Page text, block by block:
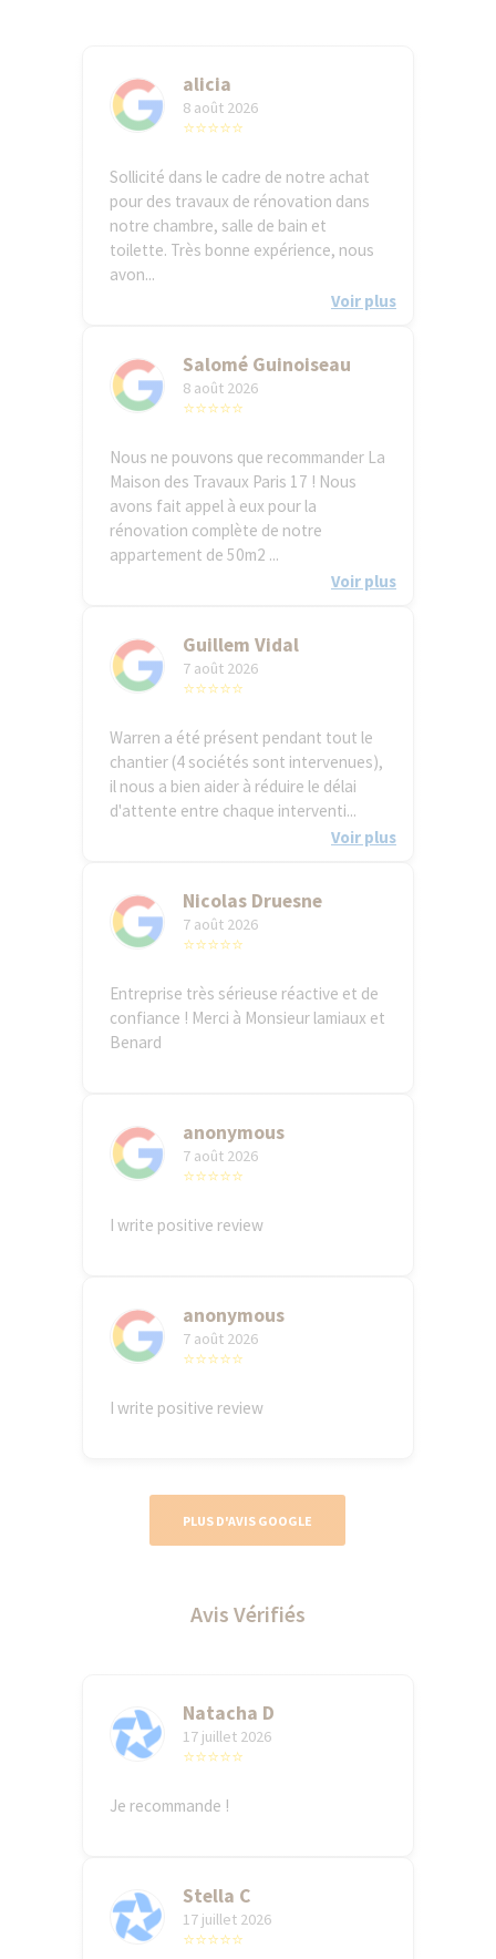
alicia
8 août 2026
⭐⭐⭐⭐⭐
Sollicité dans le cadre de notre achat
pour des travaux de rénovation dans
notre chambre, salle de bain et
toilette. Très bonne expérience, nous
avon...
Voir plus
Salomé Guinoiseau
8 août 2026
⭐⭐⭐⭐⭐
Nous ne pouvons que recommander La
Maison des Travaux Paris 17 ! Nous
avons fait appel à eux pour la
rénovation complète de notre
appartement de 50m2 ...
Voir plus
Guillem Vidal
7 août 2026
⭐⭐⭐⭐⭐
Warren a été présent pendant tout le
chantier (4 sociétés sont intervenues),
il nous a bien aider à réduire le délai
d'attente entre chaque interventi...
Voir plus
Nicolas Druesne
7 août 2026
⭐⭐⭐⭐⭐
Entreprise très sérieuse réactive et de
confiance ! Merci à Monsieur lamiaux et
Benard
anonymous
7 août 2026
⭐⭐⭐⭐⭐
I write positive review
anonymous
7 août 2026
⭐⭐⭐⭐⭐
I write positive review
PLUS D'AVIS GOOGLE
Avis Vérifiés
Natacha D
17 juillet 2026
⭐⭐⭐⭐⭐
Je recommande !
Stella C
17 juillet 2026
⭐⭐⭐⭐⭐